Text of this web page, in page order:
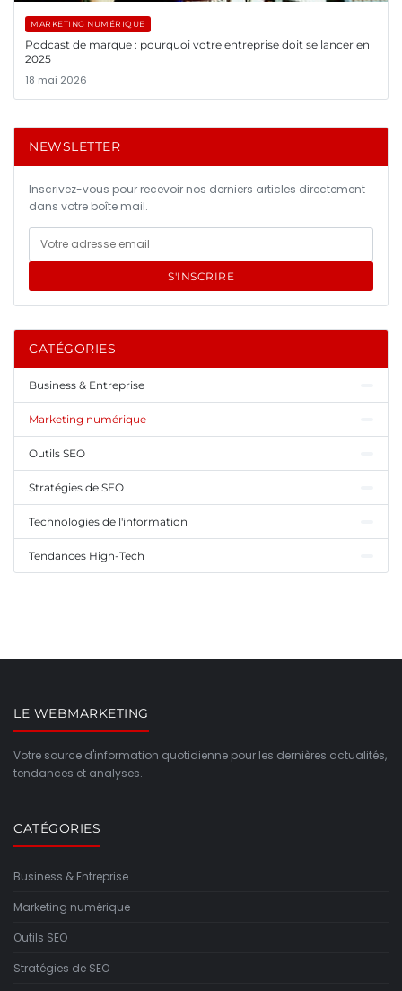
MARKETING NUMÉRIQUE
Podcast de marque : pourquoi votre entreprise doit se lancer en
2025
18 mai 2026
NEWSLETTER
Inscrivez-vous pour recevoir nos derniers articles directement
dans votre boîte mail.
S'INSCRIRE
CATÉGORIES
Business & Entreprise
Marketing numérique
Outils SEO
Stratégies de SEO
Technologies de l'information
Tendances High-Tech
LE WEBMARKETING
Votre source d'information quotidienne pour les dernières actualités,
tendances et analyses.
CATÉGORIES
Business & Entreprise
Marketing numérique
Outils SEO
Stratégies de SEO